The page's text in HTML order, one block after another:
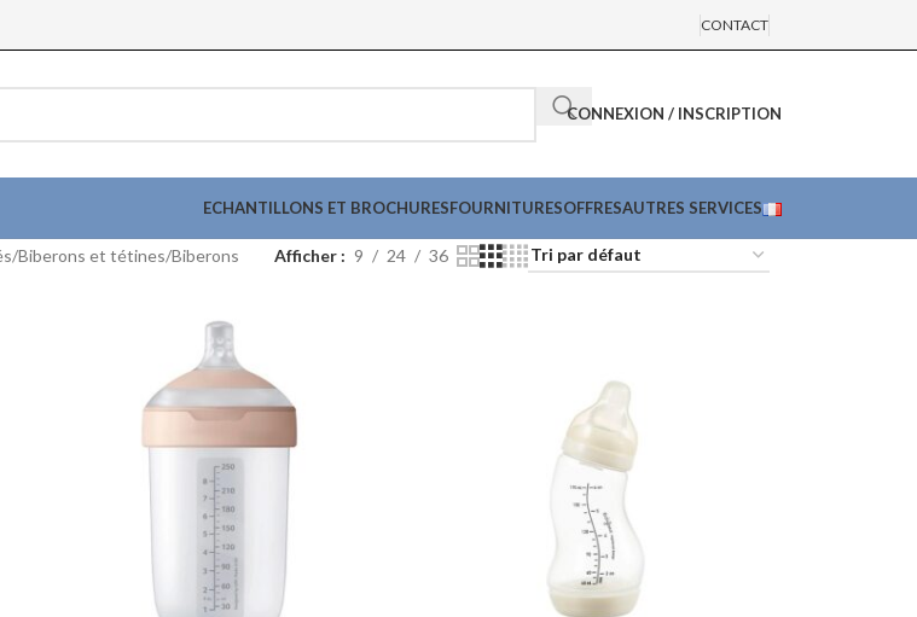
CONTACT
CONNEXION / INSCRIPTION
ECHANTILLONS ET BROCHURESFOURNITURESOFFRESAUTRES SERVICES
Biberons et tétines Biberons Afficher 9 24 36